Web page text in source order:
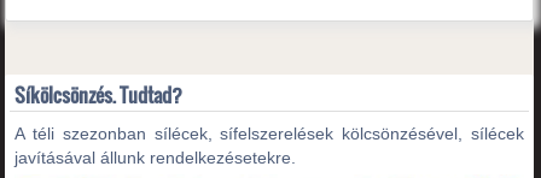
Síkölcsönzés. Tudtad?
A téli szezonban sílécek, sífelszerelések kölcsönzésével, sílécek
javításával állunk rendelkezésetekre.